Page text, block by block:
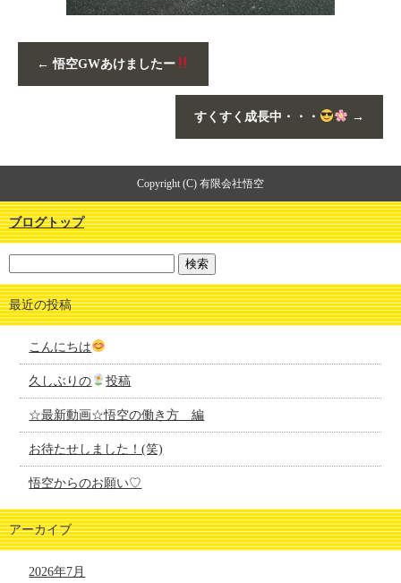
← 悟空GWあけましたー
すくすく成長中・・・ →
Copyright (C) 有限会社悟空
ブログトップ
最近の投稿
こんにちは
久しぶりの 投稿
☆最新動画☆悟空の働き方 編
お待たせしました！(笑)
悟空からのお願い♡
アーカイブ
2026年7月